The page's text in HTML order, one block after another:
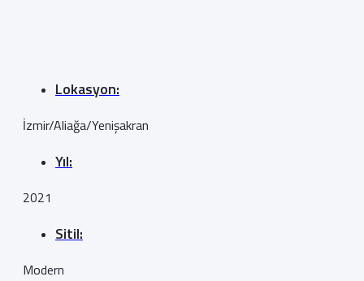
Lokasyon:
İzmir/Aliağa/Yenişakran
Yıl:
2021
Sitil:
Modern